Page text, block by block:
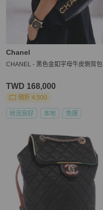
Chanel
CHANEL - 黑色金釦字母牛皮側背包
TWD 168,000
現折 4,500
狀況良好 本地 免運